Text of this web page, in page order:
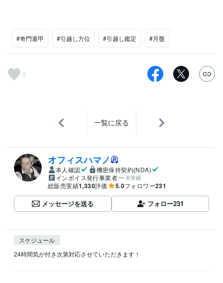
#奇門遁甲 #引越し方位 #引越し鑑定 #月盤
3
一覧に戻る
オフィスハマノ
本人確認
機密保持契約(NDA)
インボイス発行事業者
未登録
総販売実績1,330評価 5.0フォロワー231
メッセージを送る フォロー231
スケジュール
24時間気が付き次第対応させていただきます！